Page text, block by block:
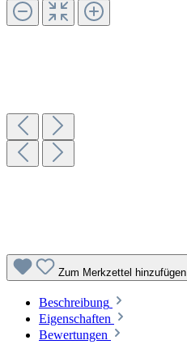
Zum Merkzettel hinzufügen
Beschreibung
Eigenschaften
Bewertungen